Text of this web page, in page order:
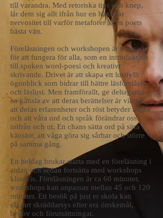
till varandra. Med retoriska tips och knep,
lär dem sig allt ifrån hur en hanterar
nervositet till varför metaforer är en poets
bästa vän.
Föreläsningen och workshopen är designad
för att fungera för alla, som en introduktion
till spoken word-poesi och kreativt
skrivande. Drivet är att skapa ett lustfyllt
ögonblick som bidrar till bättre läsförståelse
och läslust. Men framförallt, ge deltagarna
en känsla av att deras berättelser är viktiga,
att deras erfarenheter och röst betyder något
och att våra ord och språk förändrar oss,
inifrån och ut. En chans sätta ord på sina
känslor, att våga göra sig sårbar och större
på samma gång.
En heldag brukar starta med en föreläsning i
aulan och sedan fortsätta med workshops
klassvis. Föreläsningen är ca 60 minuter,
workshops kan anpassas mellan 45 och 120
minuter. Ett besök på just er skola kan
såklart skräddarsys efter era önskemål,
behov och förutsättningar.